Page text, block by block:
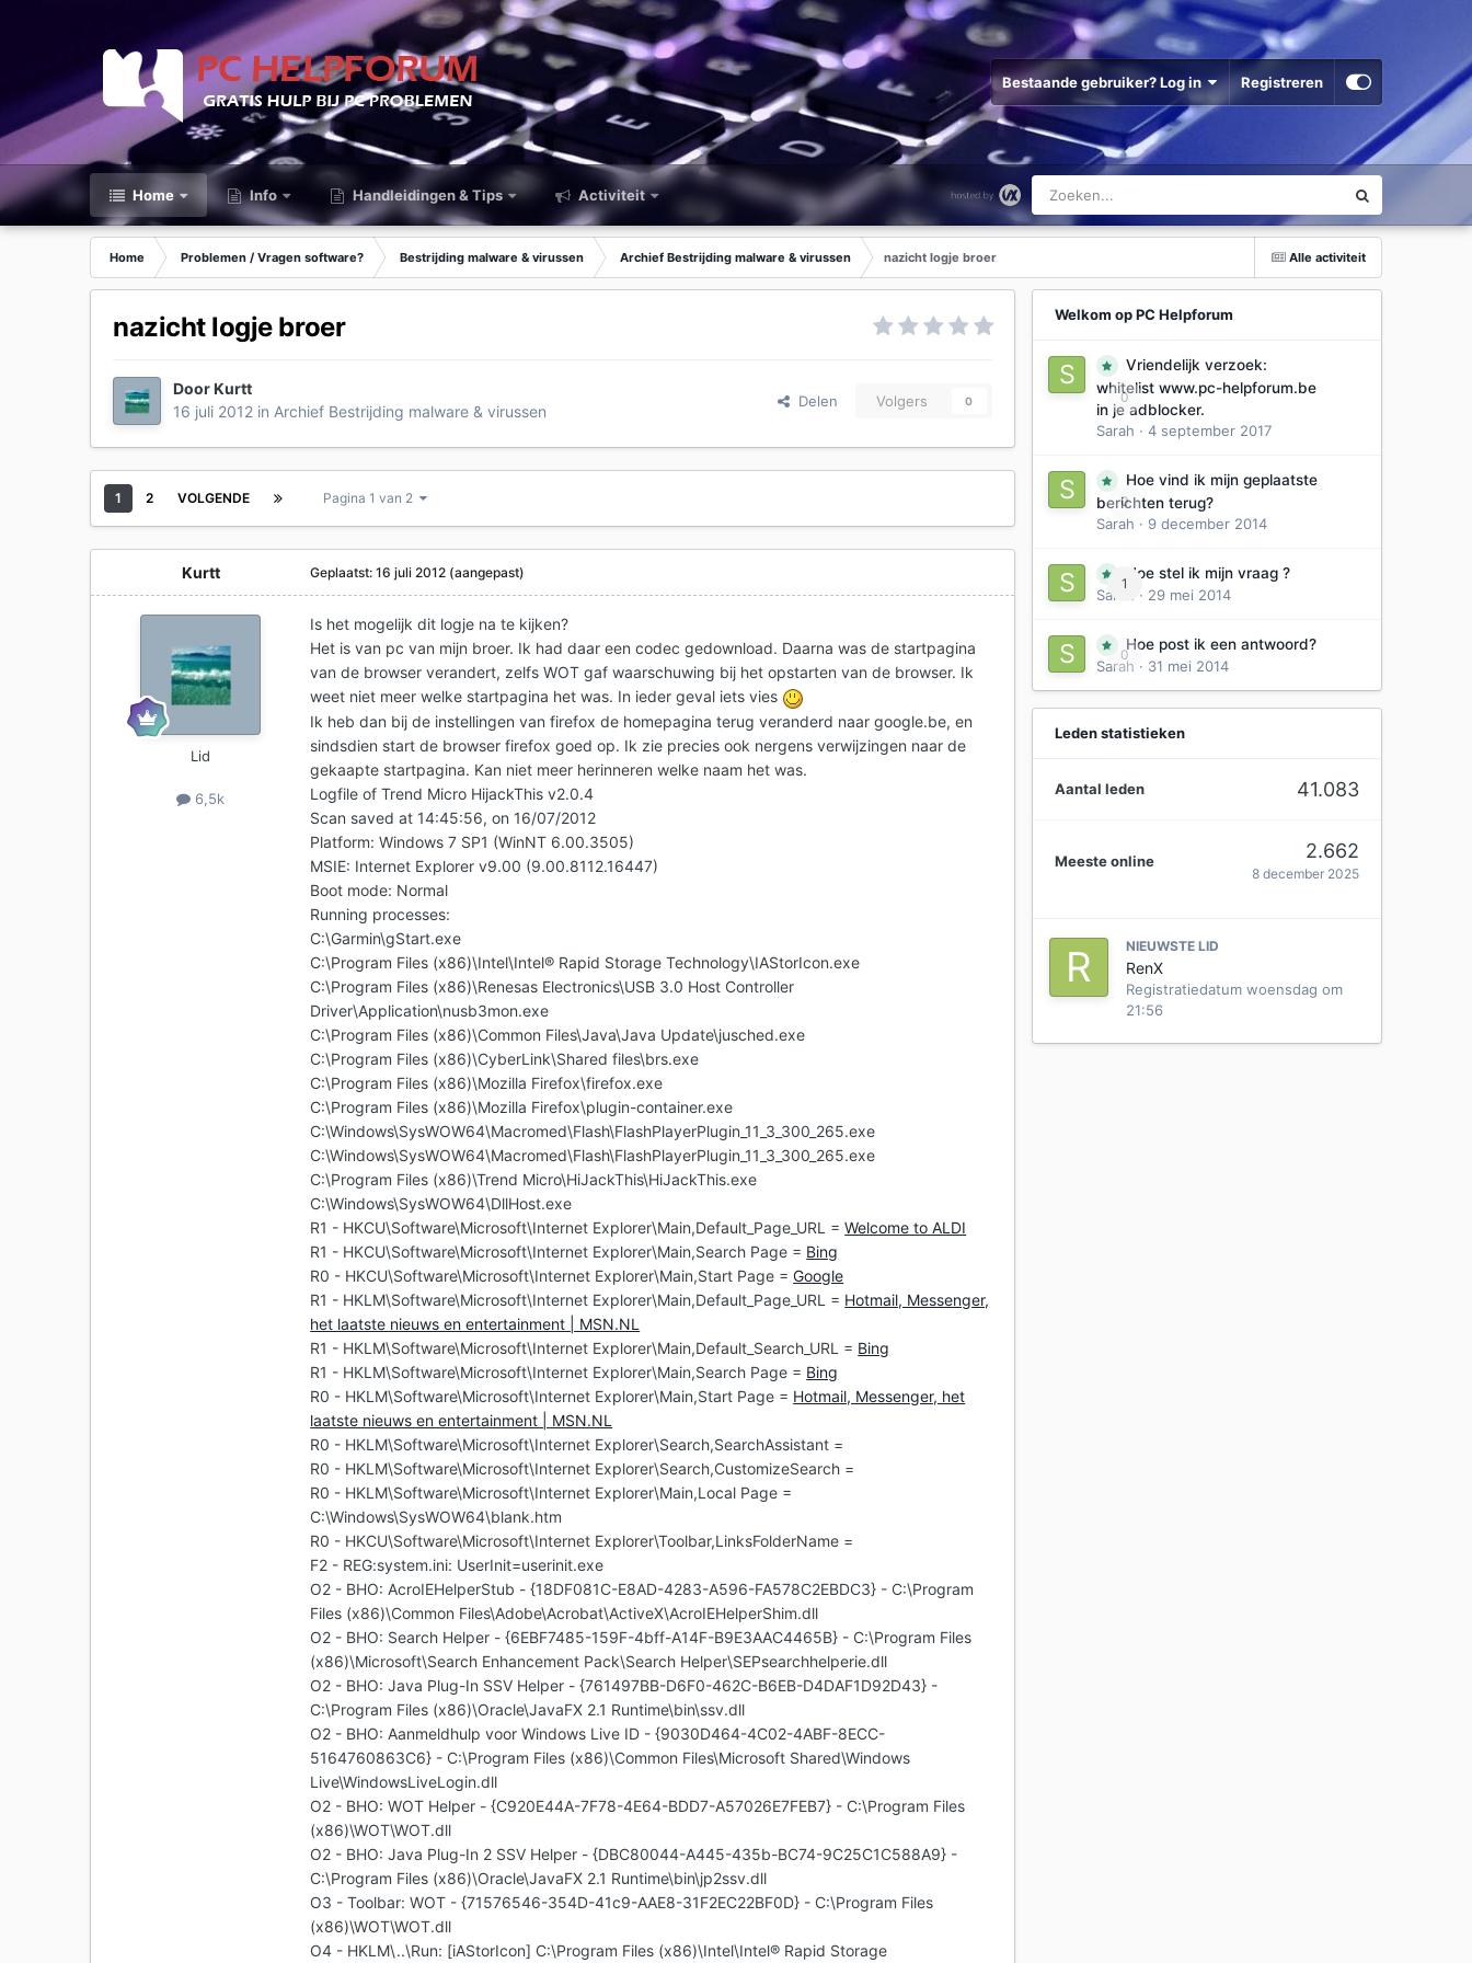
Bestaande gebruiker? Log in Registreren
Home Info Handleidingen & Tips Activiteit
Alle activiteit
Home Problemen / Vragen software? Bestrijding malware & virussen Archief Bestrijding malware & virussen nazicht logje broer
nazicht logje broer
DoorKurtt
16 juli 2012 in Archief Bestrijding malware & virussen
Delen Volgers 0
1 2 VOLGENDE Pagina 1 van 2
Kurtt
Lid
6,5k
Geplaatst:16 juli 2012 (aangepast)
Is het mogelijk dit logje na te kijken?
Het is van pc van mijn broer. Ik had daar een codec gedownload. Daarna was de startpagina
van de browser verandert, zelfs WOT gaf waarschuwing bij het opstarten van de browser. Ik
weet niet meer welke startpagina het was. In ieder geval iets vies
Ik heb dan bij de instellingen van firefox de homepagina terug veranderd naar google.be, en
sindsdien start de browser firefox goed op. Ik zie precies ook nergens verwijzingen naar de
gekaapte startpagina. Kan niet meer herinneren welke naam het was.
Logfile of Trend Micro HijackThis v2.0.4
Scan saved at 14:45:56, on 16/07/2012
Platform: Windows 7 SP1 (WinNT 6.00.3505)
MSIE: Internet Explorer v9.00 (9.00.8112.16447)
Boot mode: Normal
Running processes:
C:\Garmin\gStart.exe
C:\Program Files (x86)\Intel\Intel® Rapid Storage Technology\IAStorIcon.exe
C:\Program Files (x86)\Renesas Electronics\USB 3.0 Host Controller
Driver\Application\nusb3mon.exe
C:\Program Files (x86)\Common Files\Java\Java Update\jusched.exe
C:\Program Files (x86)\CyberLink\Shared files\brs.exe
C:\Program Files (x86)\Mozilla Firefox\firefox.exe
C:\Program Files (x86)\Mozilla Firefox\plugin-container.exe
C:\Windows\SysWOW64\Macromed\Flash\FlashPlayerPlugin_11_3_300_265.exe
C:\Windows\SysWOW64\Macromed\Flash\FlashPlayerPlugin_11_3_300_265.exe
C:\Program Files (x86)\Trend Micro\HiJackThis\HiJackThis.exe
C:\Windows\SysWOW64\DllHost.exe
R1 - HKCU\Software\Microsoft\Internet Explorer\Main,Default_Page_URL =Welcome to ALDI
R1 - HKCU\Software\Microsoft\Internet Explorer\Main,Search Page = Bing
R0 - HKCU\Software\Microsoft\Internet Explorer\Main,Start Page =Google
R1 - HKLM\Software\Microsoft\Internet Explorer\Main,Default_Page_URL = Hotmail, Messenger,
het laatste nieuws en entertainment | MSN.NL
R1 - HKLM\Software\Microsoft\Internet Explorer\Main,Default_Search_URL = Bing
R1 - HKLM\Software\Microsoft\Internet Explorer\Main,Search Page = Bing
R0 - HKLM\Software\Microsoft\Internet Explorer\Main,Start Page = Hotmail, Messenger, het
laatste nieuws en entertainment | MSN.NL
R0 - HKLM\Software\Microsoft\Internet Explorer\Search,SearchAssistant =
R0 - HKLM\Software\Microsoft\Internet Explorer\Search,CustomizeSearch =
R0 - HKLM\Software\Microsoft\Internet Explorer\Main,Local Page =
C:\Windows\SysWOW64\blank.htm
R0 - HKCU\Software\Microsoft\Internet Explorer\Toolbar,LinksFolderName =
F2 - REG:system.ini: UserInit=userinit.exe
O2 - BHO: AcroIEHelperStub - {18DF081C-E8AD-4283-A596-FA578C2EBDC3} - C:\Program
Files (x86)\Common Files\Adobe\Acrobat\ActiveX\AcroIEHelperShim.dll
O2 - BHO: Search Helper - {6EBF7485-159F-4bff-A14F-B9E3AAC4465B} - C:\Program Files
(x86)\Microsoft\Search Enhancement Pack\Search Helper\SEPsearchhelperie.dll
O2 - BHO: Java Plug-In SSV Helper - {761497BB-D6F0-462C-B6EB-D4DAF1D92D43} -
C:\Program Files (x86)\Oracle\JavaFX 2.1 Runtime\bin\ssv.dll
O2 - BHO: Aanmeldhulp voor Windows Live ID - {9030D464-4C02-4ABF-8ECC-
5164760863C6} - C:\Program Files (x86)\Common Files\Microsoft Shared\Windows
Live\WindowsLiveLogin.dll
O2 - BHO: WOT Helper - {C920E44A-7F78-4E64-BDD7-A57026E7FEB7} - C:\Program Files
(x86)\WOT\WOT.dll
O2 - BHO: Java Plug-In 2 SSV Helper - {DBC80044-A445-435b-BC74-9C25C1C588A9} -
C:\Program Files (x86)\Oracle\JavaFX 2.1 Runtime\bin\jp2ssv.dll
O3 - Toolbar: WOT - {71576546-354D-41c9-AAE8-31F2EC22BF0D} - C:\Program Files
(x86)\WOT\WOT.dll
O4 - HKLM\..\Run: [iAStorIcon] C:\Program Files (x86)\Intel\Intel® Rapid Storage
Welkom op PC Helpforum
0
Vriendelijk verzoek:
whitelist www.pc-helpforum.be
in je adblocker.
Sarah · 4 september 2017
0
Hoe vind ik mijn geplaatste
berichten terug?
Sarah · 9 december 2014
1
Hoe stel ik mijn vraag ?
Sarah
· 29 mei 2014
0
Hoe post ik een antwoord?
Sarah · 31 mei 2014
Leden statistieken
Aantal leden 41.083
Meeste online 2.662
8 december 2025
NIEUWSTE LID
RenX
Registratiedatum woensdag om
21:56